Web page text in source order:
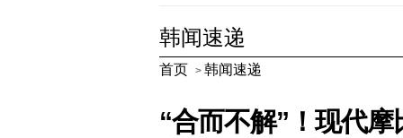
韩闻速递
首页 > 韩闻速递
“合而不解”！现代